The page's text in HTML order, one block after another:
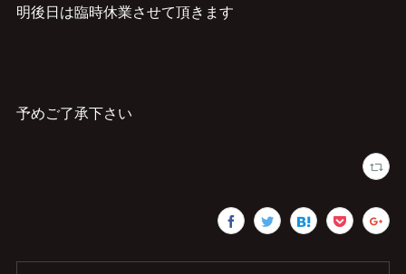
明後日は臨時休業させて頂きます
予めご了承下さい